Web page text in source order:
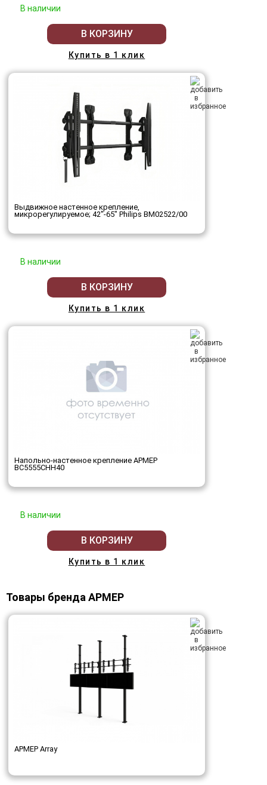
В наличии
В КОРЗИНУ
Купить в 1 клик
Выдвижное настенное крепление,
микрорегулируемое; 42"-65" Philips BM02522/00
В наличии
В КОРЗИНУ
Купить в 1 клик
Напольно-настенное крепление АРМЕР
ВС5555СНН40
В наличии
В КОРЗИНУ
Купить в 1 клик
Товары бренда АРМЕР
АРМЕР Array